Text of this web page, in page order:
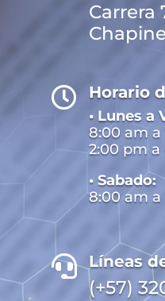
Carrera
 Horario
• Lunes a
8:00 am a
2:00 pm a
• Sabado:
8:00 am a
 Líneas
(+57)